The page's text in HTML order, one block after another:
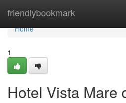
friendlybookmark
Home
Home
1
Hotel Vista Mare